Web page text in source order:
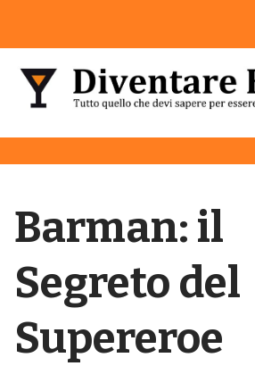
Barman: il
Segreto del
Supereroe